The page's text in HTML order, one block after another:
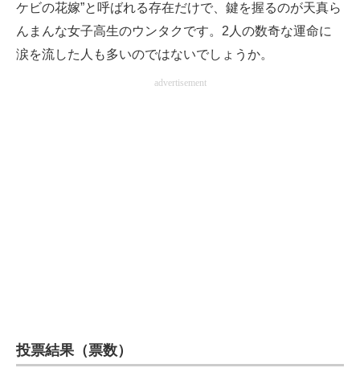
ケビの花嫁”と呼ばれる存在だけで、鍵を握るのが天真ら
んまんな女子高生のウンタクです。2人の数奇な運命に
涙を流した人も多いのではないでしょうか。
advertisement
投票結果（票数）